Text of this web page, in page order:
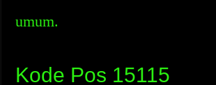
umum.
Kode Pos 15115